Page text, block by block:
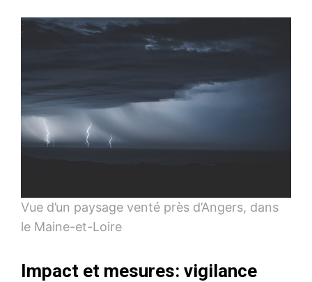
Vue d’un paysage venté près d’Angers, dans
le Maine-et-Loire
Impact et mesures: vigilance